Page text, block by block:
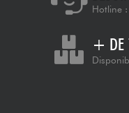
Hotline :
+ DE